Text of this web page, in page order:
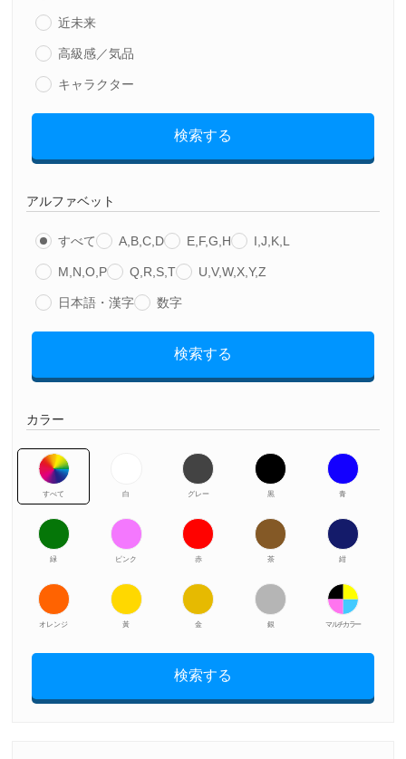
近未来
高級感／気品
キャラクター
検索する
アルファベット
すべて A,B,C,D E,F,G,H I,J,K,L
M,N,O,P Q,R,S,T U,V,W,X,Y,Z
日本語・漢字 数字
検索する
カラー
すべて 白 グレー 黒 青
緑 ピンク 赤 茶 紺
オレンジ 黃 金 銀 マルチカラー
検索する